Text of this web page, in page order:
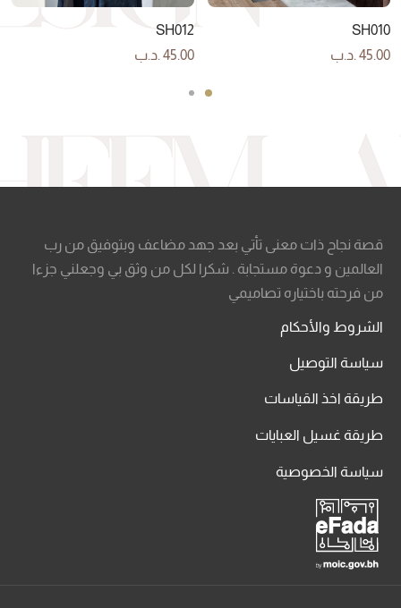
SH010
45.00 .د.ب
SH012
45.00 .د.ب
قصة نجاح ذات معنى تأتي بعد جهد مضاعف وبتوفيق من رب
العالمين و دعوة مستجابة . شكرا لكل من وثق بي وجعلني جزءا
من فرحته باختياره تصاميمي
الشروط والأحكام
سياسة التوصيل
طريقة اخذ القياسات
طريقة غسيل العبايات
سياسة الخصوصية